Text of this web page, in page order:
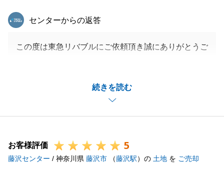
続きを読む
東急リバブル
センターからの返答
この度は東急リバブルにご依頼頂き誠にありがとうご
たおかげでスムーズにお取引を完了することができま
今後、何かお困りごとやご不明な点、ご要望等ござい
今後とも弊社をご愛顧くださいますよう、どうぞ宜し
くお願い申し上げます。
お客様評価 5
藤沢センター / 神奈川県 藤沢市 （藤沢駅）の 土地 を ご売却